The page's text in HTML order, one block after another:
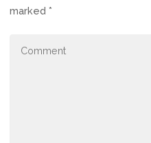
marked *